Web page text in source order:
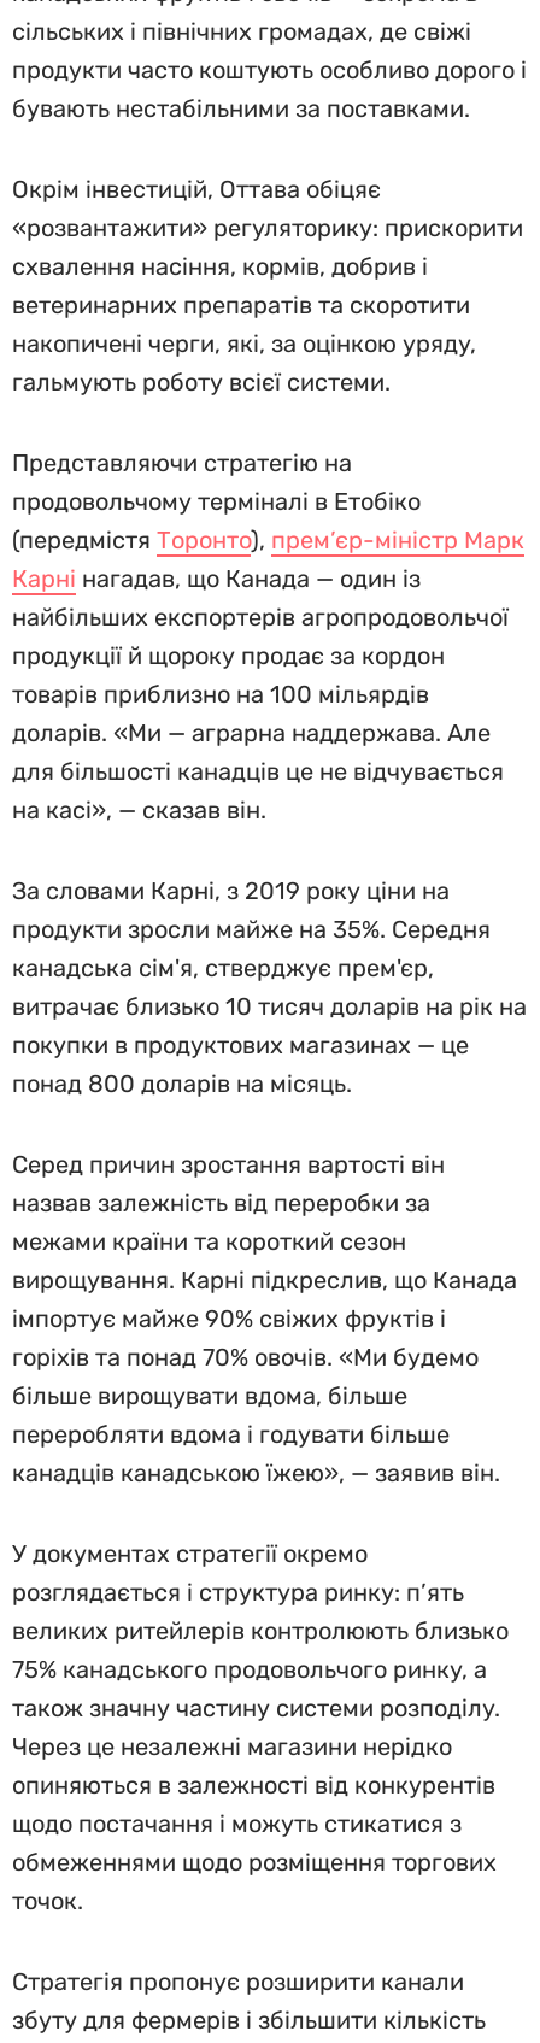
сільських і північних громадах, де свіжі
продукти часто коштують особливо дорого і
бувають нестабільними за поставками.
Окрім інвестицій, Оттава обіцяє
«розвантажити» регуляторику: прискорити
схвалення насіння, кормів, добрив і
ветеринарних препаратів та скоротити
накопичені черги, які, за оцінкою уряду,
гальмують роботу всієї системи.
Представляючи стратегію на
продовольчому терміналі в Етобіко
(передмістя Торонто), прем’єр-міністр Марк
Карні нагадав, що Канада — один із
найбільших експортерів агропродовольчої
продукції й щороку продає за кордон
товарів приблизно на 100 мільярдів
доларів. «Ми — аграрна наддержава. Але
для більшості канадців це не відчувається
на касі», — сказав він.
За словами Карні, з 2019 року ціни на
продукти зросли майже на 35%. Середня
канадська сім'я, стверджує прем'єр,
витрачає близько 10 тисяч доларів на рік на
покупки в продуктових магазинах — це
понад 800 доларів на місяць.
Серед причин зростання вартості він
назвав залежність від переробки за
межами країни та короткий сезон
вирощування. Карні підкреслив, що Канада
імпортує майже 90% свіжих фруктів і
горіхів та понад 70% овочів. «Ми будемо
більше вирощувати вдома, більше
переробляти вдома і годувати більше
канадців канадською їжею», — заявив він.
У документах стратегії окремо
розглядається і структура ринку: п’ять
великих ритейлерів контролюють близько
75% канадського продовольчого ринку, а
також значну частину системи розподілу.
Через це незалежні магазини нерідко
опиняються в залежності від конкурентів
щодо постачання і можуть стикатися з
обмеженнями щодо розміщення торгових
точок.
Стратегія пропонує розширити канали
збуту для фермерів і збільшити кількість